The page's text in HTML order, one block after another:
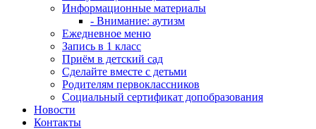
Информационные материалы
- Внимание: аутизм
Ежедневное меню
Запись в 1 класс
Приём в детский сад
Сделайте вместе с детьми
Родителям первоклассников
Социальный сертификат допобразования
Новости
Контакты